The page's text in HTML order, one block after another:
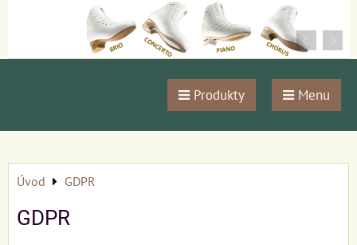
Produkty Menu
Úvod GDPR
GDPR